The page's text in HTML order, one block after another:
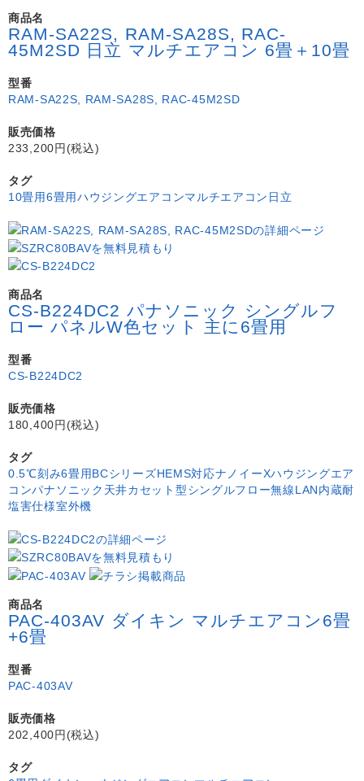
商品名
RAM-SA22S, RAM-SA28S, RAC-
45M2SD 日立 マルチエアコン 6畳＋10畳
型番
RAM-SA22S, RAM-SA28S, RAC-45M2SD
販売価格
233,200円(税込)
タグ
10畳用6畳用ハウジングエアコンマルチエアコン 日立
商品名
CS-B224DC2 パナソニック シングルフ
ロー パネルW色セット 主に6畳用
型番
CS-B224DC2
販売価格
180,400円(税込)
タグ
0.5℃刻み6畳用BCシリーズHEMS対応ナノイーXハウジングエア
コンパナソニック 天井カセット型シングルフロー無線LAN内蔵耐
塩害仕様室外機
商品名
PAC-403AV ダイキン マルチエアコン6畳
+6畳
型番
PAC-403AV
販売価格
202,400円(税込)
タグ